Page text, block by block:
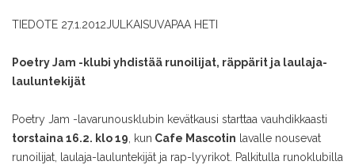
TIEDOTE 27.1.2012JULKAISUVAPAA HETI
Poetry Jam -klubi yhdistää runoilijat, räppärit ja laulaja-
lauluntekijät
Poetry Jam -lavarunousklubin kevätkausi starttaa vauhdikkaasti
torstaina 16.2. klo 19 , kun Cafe Mascotin lavalle nousevat
runoilijat, laulaja-lauluntekijät ja rap-lyyrikot. Palkitulla runoklubilla